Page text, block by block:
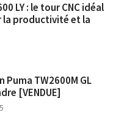
LY : le tour CNC idéal
la productivité et la
Puma TW2600M GL
[VENDUE]